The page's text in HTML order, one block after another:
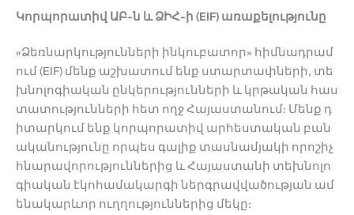
Կորպորատիվ ԱԲ-ն և ՁԻՀ-ի (EIF) առաքելությունը
«Ձեռնարկությունների ինկուբատոր» հիմնադրամ
ում (EIF) մենք աշխատում ենք ստարտափների, տե
խնոլոգիական ընկերությունների և կրթական հաս
տատությունների հետ ողջ Հայաստանում: Մենք դ
իտարկում ենք կորպորատիվ արհեստական բան
ականությունը որպես գալիք տասնամյակի որոշիչ
հնարավորություններից և Հայաստանի տեխնոլո
գիական էկոհամակարգի ներգրավվածության ամ
ենակարևոր ուղղություններից մեկը: